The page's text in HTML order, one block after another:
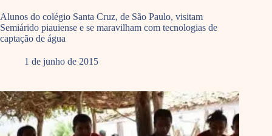
Alunos do colégio Santa Cruz, de São Paulo, visitam
Semiárido piauiense e se maravilham com tecnologias de
captação de água
1 de junho de 2015